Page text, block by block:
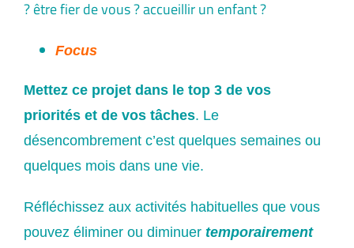
? être fier de vous ? accueillir un enfant ?
Focus
Mettez ce projet dans le top 3 de vos
priorités et de vos tâches. Le
désencombrement c’est quelques semaines ou
quelques mois dans une vie.
Réfléchissez aux activités habituelles que vous
pouvez éliminer ou diminuer temporairement